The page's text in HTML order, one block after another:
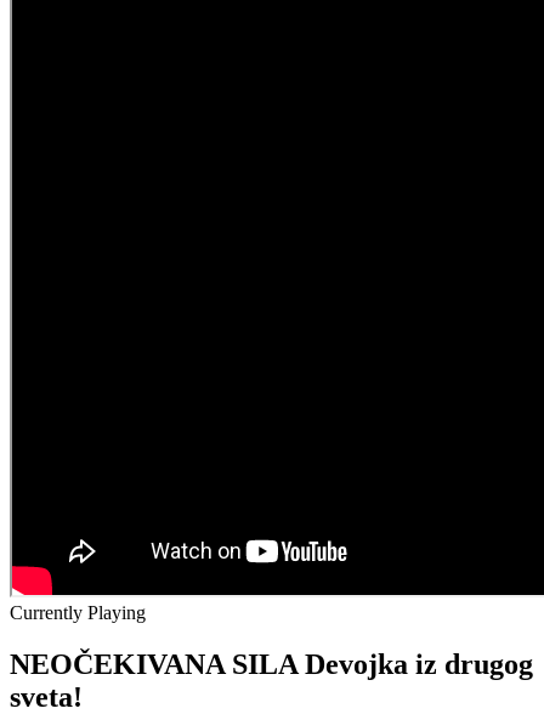
Currently Playing
NEOČEKIVANA SILA Devojka iz drugog
sveta!